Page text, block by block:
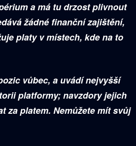
a má tu drzost plivnout
žádné finanční zajištění,
platy v místech, kde na to
vůbec, a uvádí nejvyšší
platformy; navzdory jejich
za platem. Nemůžete mít svůj